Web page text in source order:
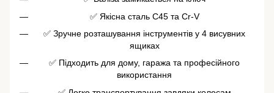
✅ Якісна сталь C45 та Cr-V
✅ Зручне розташування інструментів у 4 висувних
ящиках
✅ Підходить для дому, гаража та професійного
використання